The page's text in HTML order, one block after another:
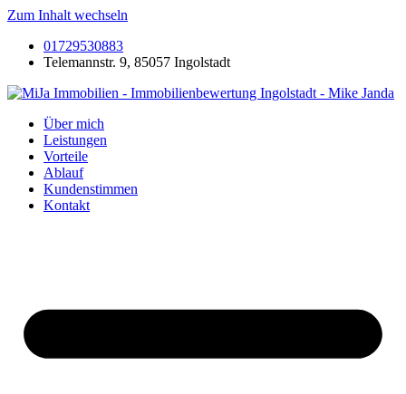
Zum Inhalt wechseln
01729530883
Telemannstr. 9, 85057 Ingolstadt
Über mich
Leistungen
Vorteile
Ablauf
Kundenstimmen
Kontakt